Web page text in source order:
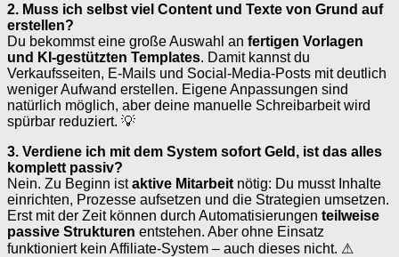
2. Muss ich selbst viel Content und Texte von Grund auf
erstellen?
Du bekommst eine große Auswahl an fertigen Vorlagen
und KI-gestützten Templates. Damit kannst du
Verkaufsseiten, E-Mails und Social-Media-Posts mit deutlich
weniger Aufwand erstellen. Eigene Anpassungen sind
natürlich möglich, aber deine manuelle Schreibarbeit wird
spürbar reduziert. 💡
3. Verdiene ich mit dem System sofort Geld, ist das alles
komplett passiv?
Nein. Zu Beginn istaktive Mitarbeit nötig: Du musst Inhalte
einrichten, Prozesse aufsetzen und die Strategien umsetzen.
Erst mit der Zeit können durch Automatisierungen teilweise
passive Strukturen entstehen. Aber ohne Einsatz
funktioniert kein Affiliate-System – auch dieses nicht. ⚠